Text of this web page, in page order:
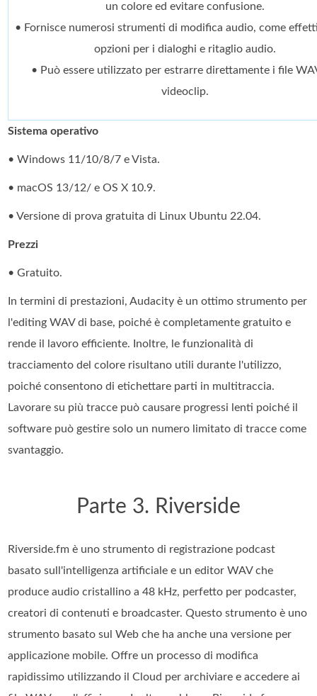
un colore ed evitare confusione.
• Fornisce numerosi strumenti di modifica audio, come
opzioni per i dialoghi e ritaglio audio.
• Può essere utilizzato per estrarre direttamente i file
videoclip.
Sistema operativo
• Windows 11/10/8/7 e Vista.
• macOS 13/12/ e OS X 10.9.
• Versione di prova gratuita di Linux Ubuntu 22.04.
Prezzi
• Gratuito.
In termini di prestazioni, Audacity è un ottimo strumento per
l'editing WAV di base, poiché è completamente gratuito e
rende il lavoro efficiente. Inoltre, le funzionalità di
tracciamento del colore risultano utili durante l'utilizzo,
poiché consentono di etichettare parti in multitraccia.
Lavorare su più tracce può causare progressi lenti poiché il
software può gestire solo un numero limitato di tracce come
svantaggio.
Parte 3. Riverside
Riverside.fm è uno strumento di registrazione podcast
basato sull'intelligenza artificiale e un editor WAV che
produce audio cristallino a 48 kHz, perfetto per podcaster,
creatori di contenuti e broadcaster. Questo strumento è uno
strumento basato sul Web che ha anche una versione per
applicazione mobile. Offre un processo di modifica
rapidissimo utilizzando il Cloud per archiviare e accedere ai